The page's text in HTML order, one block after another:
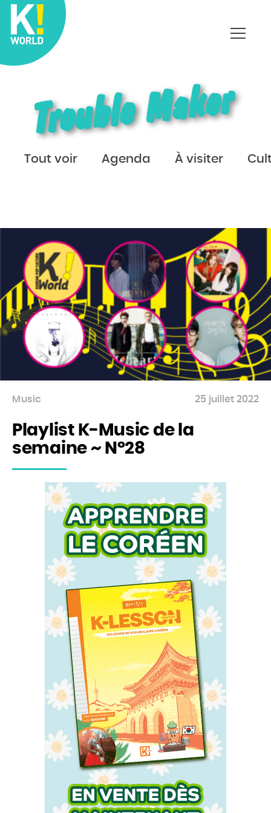
Accueil
Actu
Events
Jeux
Mag & livres
Trouble Maker
Tout voir Agenda À visiter
Music
Playlist K-Music de la
semaine ~ N°28
25 juillet 2022